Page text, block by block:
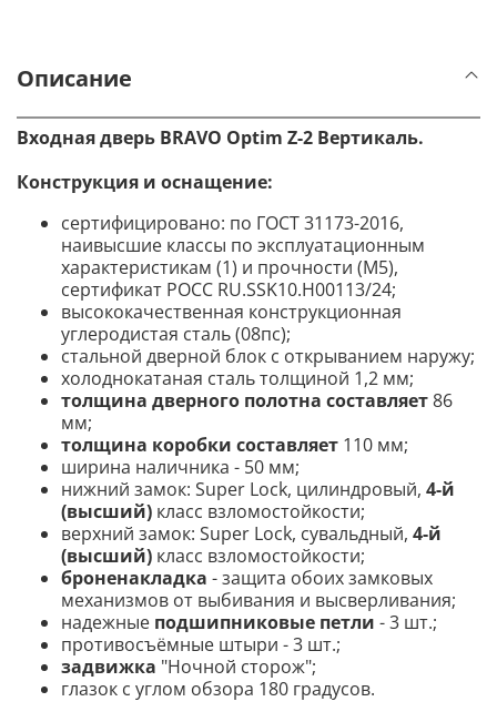
Описание
Входная дверь BRAVO Optim Z-2 Вертикаль.
Конструкция и оснащение:
сертифицировано: по ГОСТ 31173-2016,
наивысшие классы по эксплуатационным
характеристикам (1) и прочности (М5),
сертификат POCC RU.SSK10.H00113/24;
высококачественная конструкционная
углеродистая сталь (08пс);
стальной дверной блок с открыванием наружу;
холоднокатаная сталь толщиной 1,2 мм;
толщина дверного полотна составляет86
мм;
толщина коробки составляет 110 мм;
ширина наличника - 50 мм;
нижний замок: Super Lock, цилиндровый, 4-й
(высший) класс взломостойкости;
верхний замок: Super Lock, сувальдный, 4-й
(высший) класс взломостойкости;
броненакладка - защита обоих замковых
механизмов от выбивания и высверливания;
надежные подшипниковые петли - 3 шт.;
противосъёмные штыри - 3 шт.;
задвижка "Ночной сторож";
глазок с углом обзора 180 градусов.